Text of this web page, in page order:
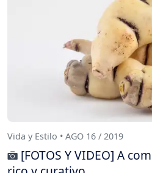
Vida y Estilo • AGO 16 / 2019
[FOTOS Y VIDEO] A